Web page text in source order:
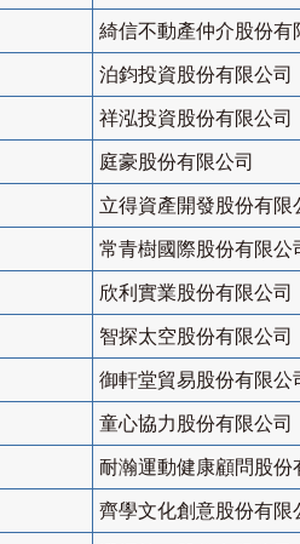
綺信不動產仲介股份有
泊鈞投資股份有限公司
祥泓投資股份有限公司
庭豪股份有限公司
立得資產開發股份有限
常青樹國際股份有限公
欣利實業股份有限公司
智探太空股份有限公司
御軒堂貿易股份有限公
童心協力股份有限公司
耐瀚運動健康顧問股份
齊學文化創意股份有限